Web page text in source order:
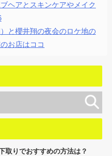
ヘアとスキンケアやメイク
と櫻井翔の夜会のロケ地の
お店はココ
取りでおすすめの方法は？